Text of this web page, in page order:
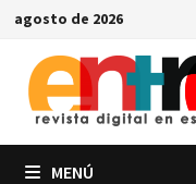
Saltar
contenido
agosto de 2026
MENÚ